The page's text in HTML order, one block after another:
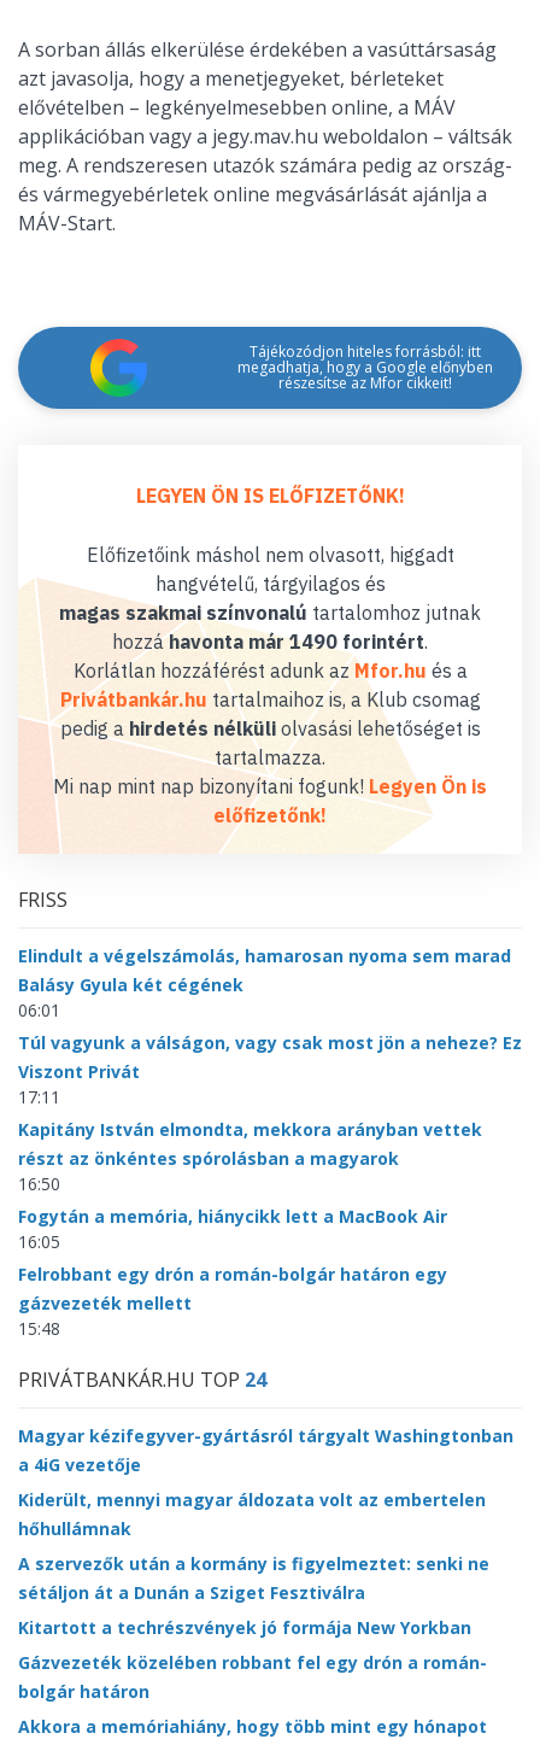
A sorban állás elkerülése érdekében a vasúttársaság
azt javasolja, hogy a menetjegyeket, bérleteket
elővételben – legkényelmesebben online, a MÁV
applikációban vagy a jegy.mav.hu weboldalon – váltsák
meg. A rendszeresen utazók számára pedig az ország-
és vármegyebérletek online megvásárlását ajánlja a
MÁV-Start.
Tájékozódjon hiteles forrásból: itt
megadhatja, hogy a Google előnyben
részesítse az Mfor cikkeit!
LEGYEN ÖN IS ELŐFIZETŐNK!
Előfizetőink máshol nem olvasott, higgadt
hangvételű, tárgyilagos és
magas szakmai színvonalú tartalomhoz jutnak
hozzáhavonta már 1490 forintért.
Korlátlan hozzáférést adunk az Mfor.hu és a
Privátbankár.hu tartalmaihoz is, a Klub csomag
pedig a hirdetés nélküliolvasási lehetőséget is
tartalmazza.
Mi nap mint nap bizonyítani fogunk! Legyen Ön is
előfizetőnk!
FRISS
Elindult a végelszámolás, hamarosan nyoma sem marad
Balásy Gyula két cégének
06:01
Túl vagyunk a válságon, vagy csak most jön a neheze? Ez
Viszont Privát
17:11
Kapitány István elmondta, mekkora arányban vettek
részt az önkéntes spórolásban a magyarok
16:50
Fogytán a memória, hiánycikk lett a MacBook Air
16:05
Felrobbant egy drón a román-bolgár határon egy
gázvezeték mellett
15:48
PRIVÁTBANKÁR.HU TOP 24
Magyar kézifegyver-gyártásról tárgyalt Washingtonban
a 4iG vezetője
Kiderült, mennyi magyar áldozata volt az embertelen
hőhullámnak
A szervezők után a kormány is figyelmeztet: senki ne
sétáljon át a Dunán a Sziget Fesztiválra
Kitartott a techrészvények jó formája New Yorkban
Gázvezeték közelében robbant fel egy drón a román-
bolgár határon
Akkora a memóriahiány, hogy több mint egy hónapot